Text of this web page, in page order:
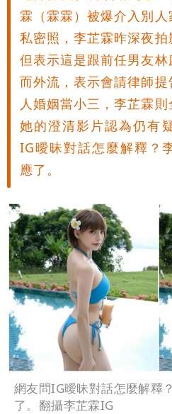
霖（霖霖）被爆介入別
私密照，李芷霖昨深夜拍
但表示這是跟前任男友
而外流，表示會請律師
人婚姻當小三，李芷霖
她的澄清影片認為仍有
IG曖昧對話怎麼解釋？
應了。
網友問IG曖昧對話怎麼解釋
了。翻攝李芷霖IG